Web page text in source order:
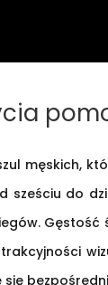
męskich,
sześciu do